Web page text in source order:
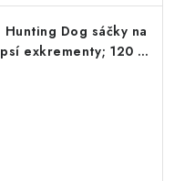
Hunting Dog sáčky na
psí exkrementy; 120 ks